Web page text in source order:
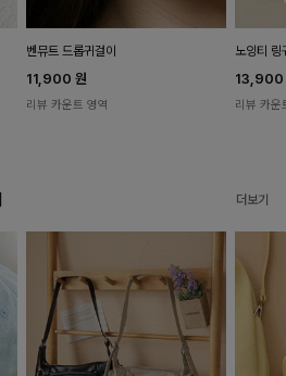
벤뮤트 드롭귀걸이
11,900 원
리뷰 카운트 영역
노잉티 링
리뷰 카운
더보기